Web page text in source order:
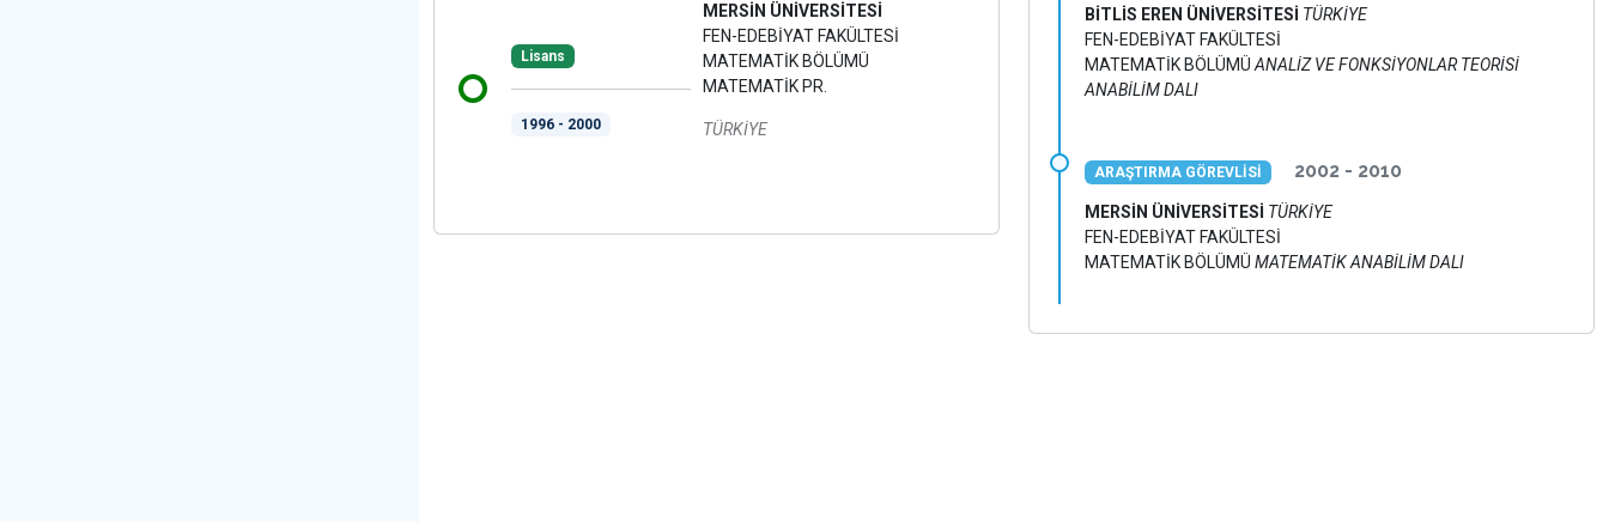
Lisans
1996 - 2000
MERSİN ÜNİVERSİTESİ
FEN-EDEBİYAT FAKÜLTESİ
MATEMATİK BÖLÜMÜ
MATEMATİK PR.
TÜRKİYE
BİTLİS EREN ÜNİVERSİTESİ TÜRKİYE
FEN-EDEBİYAT FAKÜLTESİ
MATEMATİK BÖLÜMÜ ANALİZ VE FONKSİYONLAR TEORİSİ
ANABİLİM DALI
ARAŞTIRMA GÖREVLİSİ 2002 - 2010
MERSİN ÜNİVERSİTESİ TÜRKİYE
FEN-EDEBİYAT FAKÜLTESİ
MATEMATİK BÖLÜMÜ MATEMATİK ANABİLİM DALI